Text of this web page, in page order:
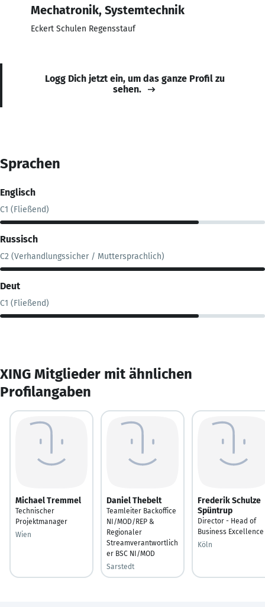
Mechatronik, Systemtechnik
Eckert Schulen Regensstauf
Logg Dich jetzt ein, um das ganze Profil zu
sehen.
Sprachen
Englisch
C1 (Fließend)
Russisch
C2 (Verhandlungssicher / Muttersprachlich)
Deut
C1 (Fließend)
XING Mitglieder mit ähnlichen
Profilangaben
Michael Tremmel
Technischer
Projektmanager
Wien
Daniel Thebelt
Teamleiter Backoffice
NI/MOD/REP &
Regionaler
Streamverantwortlich
er BSC NI/MOD
Sarstedt
Frederik Schulze
Spüntrup
Director - Head of
Business Excellence
Köln